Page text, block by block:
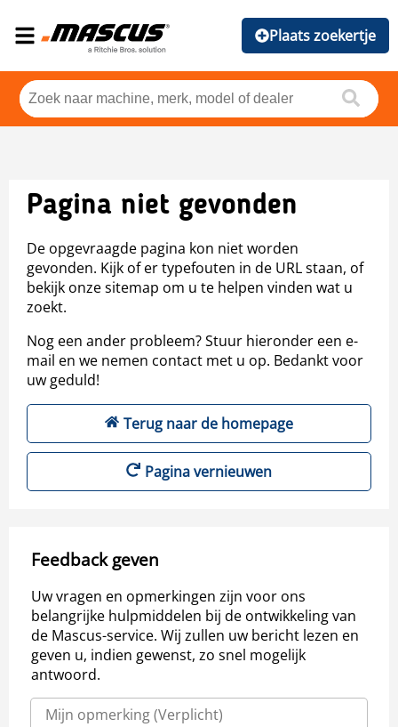
Plaats zoekertje
Pagina niet gevonden
De opgevraagde pagina kon niet worden
gevonden. Kijk of er typefouten in de URL staan, of
bekijk onze sitemap om u te helpen vinden wat u
zoekt.
Nog een ander probleem? Stuur hieronder een e-
mail en we nemen contact met u op. Bedankt voor
uw geduld!
Terug naar de homepage
Pagina vernieuwen
Feedback geven
Uw vragen en opmerkingen zijn voor ons
belangrijke hulpmiddelen bij de ontwikkeling van
de Mascus-service. Wij zullen uw bericht lezen en
geven u, indien gewenst, zo snel mogelijk
antwoord.